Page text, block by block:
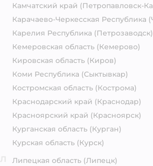
Камчатский край (Петропавловск-
Карачаево-Черкесская Республика
Карелия Республика (Петрозаводск)
Кемеровская область (Кемерово)
Кировская область (Киров)
Коми Республика (Сыктывкар)
Костромская область (Кострома)
Краснодарский край (Краснодар)
Красноярский край (Красноярск)
Курганская область (Курган)
Курская область (Курск)
Липецкая область (Липецк)